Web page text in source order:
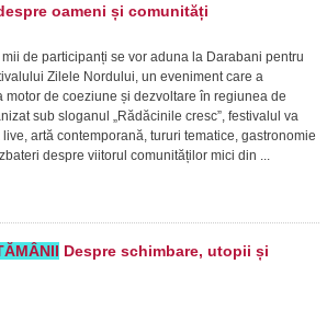
oameni și comunități
de participanți se vor aduna la Darabani pentru
Zilele Nordului, un eveniment care a
motor de coeziune și dezvoltare în regiunea de
sub sloganul „Rădăcinile cresc”, festivalul va
artă contemporană, tururi tematice, gastronomie
despre viitorul comunităților mici din ...
Despre schimbare, utopii și